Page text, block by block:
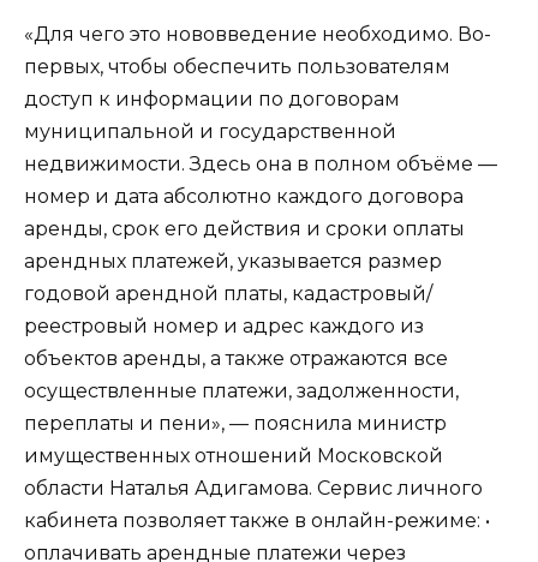
«Для чего это нововведение необходимо. Во-
первых, чтобы обеспечить пользователям
доступ к информации по договорам
муниципальной и государственной
недвижимости. Здесь она в полном объёме —
номер и дата абсолютно каждого договора
аренды, срок его действия и сроки оплаты
арендных платежей, указывается размер
годовой арендной платы, кадастровый/
реестровый номер и адрес каждого из
объектов аренды, а также отражаются все
осуществленные платежи, задолженности,
переплаты и пени», — пояснила министр
имущественных отношений Московской
области Наталья Адигамова. Сервис личного
кабинета позволяет также в онлайн-режиме: •
оплачивать арендные платежи через